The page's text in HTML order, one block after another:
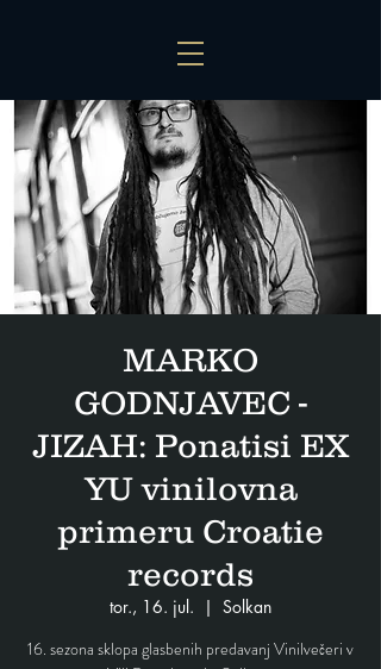
MARKO
GODNJAVEC -
JIZAH: Ponatisi EX
YU vinilovna
primeru Croatie
records
tor., 16. jul.
  |
Solkan
16. sezona sklopa glasbenih predavanj Vinilvečeri v